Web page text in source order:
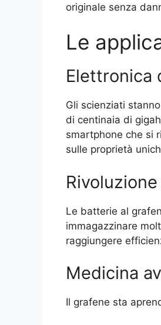
originale senza
Le
Elettronica
Gli scienziati
di centinaia di
smartphone che si
sulle proprietà
Le batterie al
immagazzinare
raggiungere
Medicina
Il grafene sta